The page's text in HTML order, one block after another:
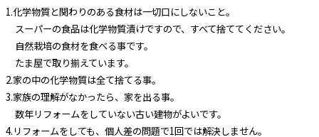
1.化学物質と関わりのある食材は一切口にしないこと。
スーパーの食品は化学物質漬けですので、すべて捨ててください。
自然栽培の食材を食べる事です。
たま屋で取り揃えています。
2.家の中の化学物質は全て捨てる事。
3.家族の理解がなかったら、家を出る事。
数年リフォームをしていない古い建物がよいです。
4.リフォームをしても、個人差の問題で1回では解決しません。